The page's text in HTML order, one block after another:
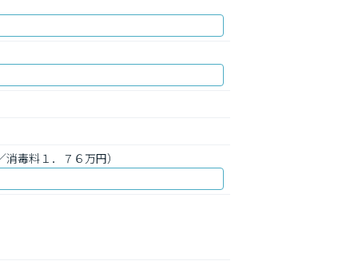
毒料１．７６万円）